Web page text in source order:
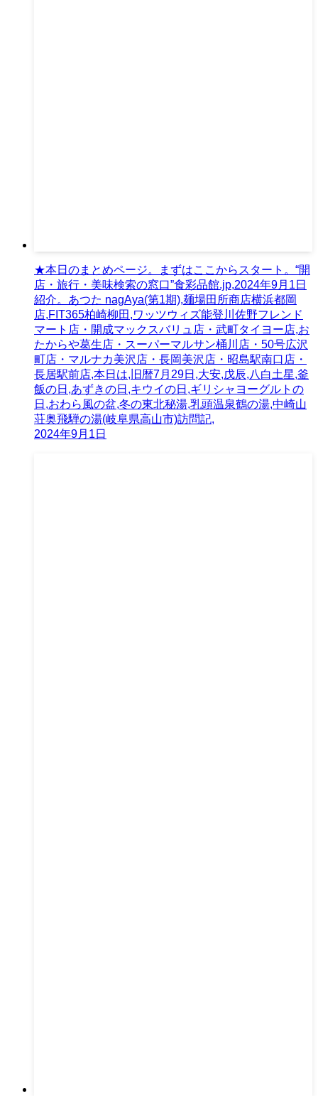
★本日のまとめページ。まずはここからスタート。“開
店・旅行・美味検索の窓口”食彩品館.jp,2024年9月1日
紹介。あつた nagAya(第1期),麺場田所商店横浜都岡
店,FIT365柏崎柳田,ワッツウィズ能登川佐野フレンド
マート店・開成マックスバリュ店・武町タイヨー店,お
たからや葛生店・スーパーマルサン桶川店・50号広沢
町店・マルナカ美沢店・長岡美沢店・昭島駅南口店・
長居駅前店,本日は,旧暦7月29日,大安,戊辰,八白土星,釜
飯の日,あずきの日,キウイの日,ギリシャヨーグルトの
日,おわら風の盆,冬の東北秘湯,乳頭温泉鶴の湯,中崎山
荘奥飛騨の湯(岐阜県高山市)訪問記,
2024年9月1日